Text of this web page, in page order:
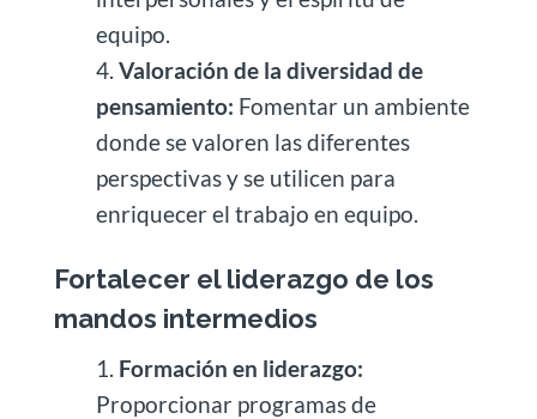
equipo.
Valoración de la diversidad de
pensamiento: Fomentar un ambiente
donde se valoren las diferentes
perspectivas y se utilicen para
enriquecer el trabajo en equipo.
Fortalecer el liderazgo de los
mandos intermedios
Formación en liderazgo:
Proporcionar programas de